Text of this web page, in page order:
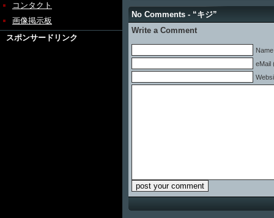
コンタクト
画像掲示板
スポンサードリンク
No Comments - “キジ”
Write a Comment
eMail